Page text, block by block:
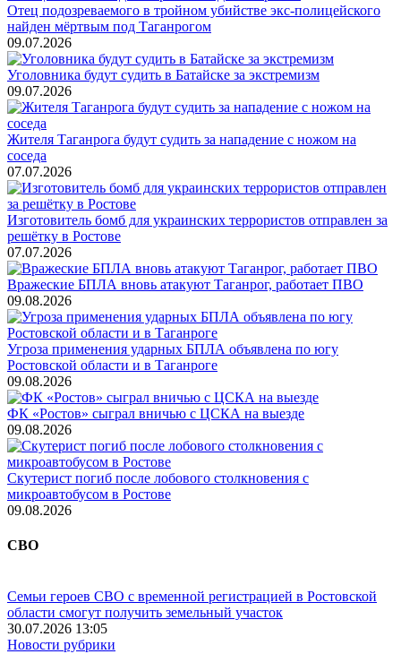
Отец подозреваемого в тройном убийстве экс-полицейского
найден мёртвым под Таганрогом
09.07.2026
Уголовника будут судить в Батайске за экстремизм
09.07.2026
Жителя Таганрога будут судить за нападение с ножом на
соседа
07.07.2026
Изготовитель бомб для украинских террористов отправлен за
решётку в Ростове
07.07.2026
Вражеские БПЛА вновь атакуют Таганрог, работает ПВО
09.08.2026
Угроза применения ударных БПЛА объявлена по югу
Ростовской области и в Таганроге
09.08.2026
ФК «Ростов» сыграл вничью с ЦСКА на выезде
09.08.2026
Скутерист погиб после лобового столкновения с
микроавтобусом в Ростове
09.08.2026
СВО
Семьи героев СВО с временной регистрацией в Ростовской
области смогут получить земельный участок
30.07.2026 13:05
Новости рубрики